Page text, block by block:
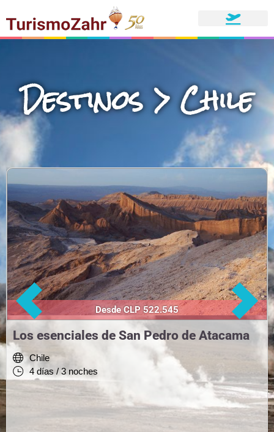
Destinos > Chile
Desde CLP 522.545
Los esenciales de San Pedro de Atacama
Chile
4 días / 3 noches